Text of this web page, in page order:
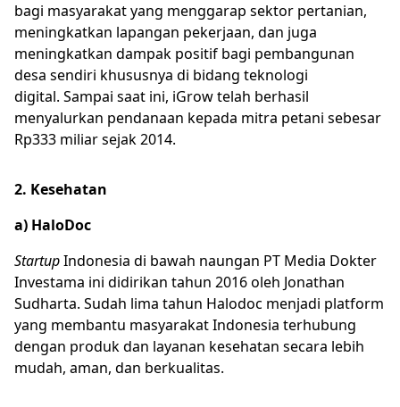
bagi masyarakat yang menggarap sektor pertanian,
meningkatkan lapangan pekerjaan, dan juga
meningkatkan dampak positif bagi pembangunan
desa sendiri khususnya di bidang teknologi
digital. Sampai saat ini, iGrow telah berhasil
menyalurkan pendanaan kepada mitra petani sebesar
Rp333 miliar sejak 2014.
2. Kesehatan
a) HaloDoc
StartupIndonesia di bawah naungan PT Media Dokter
Investama ini didirikan tahun 2016 oleh Jonathan
Sudharta. Sudah lima tahun Halodoc menjadi platform
yang membantu masyarakat Indonesia terhubung
dengan produk dan layanan kesehatan secara lebih
mudah, aman, dan berkualitas.